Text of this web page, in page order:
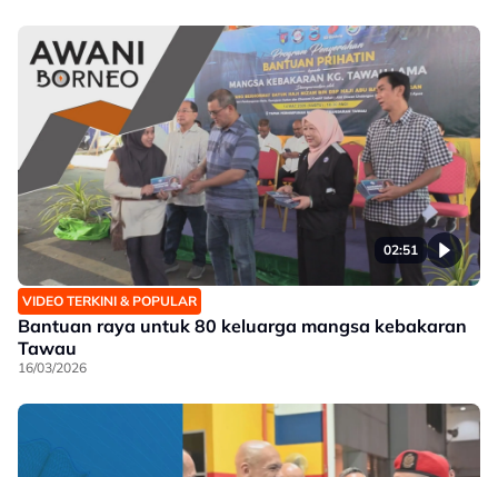
02:51
VIDEO TERKINI & POPULAR
Bantuan raya untuk 80 keluarga mangsa kebakaran
Tawau
16/03/2026